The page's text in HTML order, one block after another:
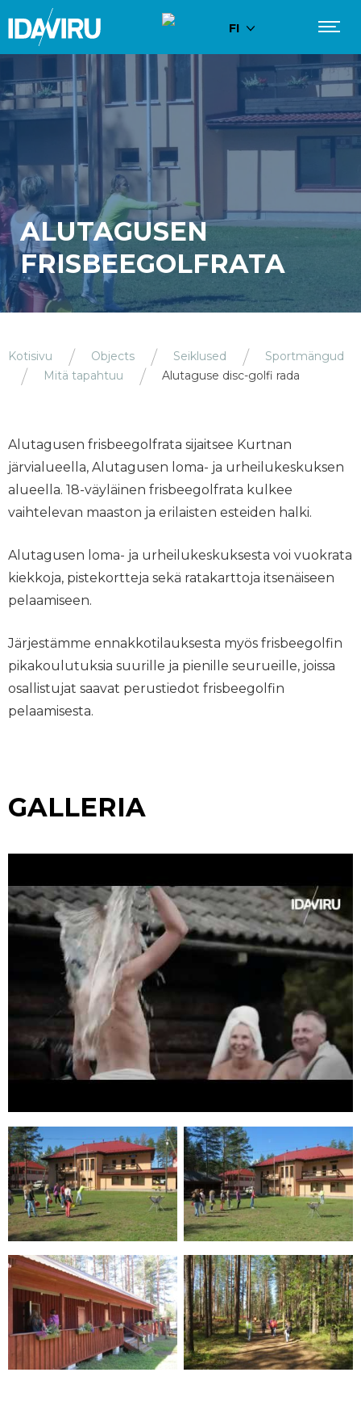
FI
ALUTAGUSEN
FRISBEEGOLFRATA
Kotisivu Objects Seiklused
Sportmängud
Mitä tapahtuu
Alutaguse disc-golfi rada
Alutagusen frisbeegolfrata sijaitsee Kurtnan
järvialueella, Alutagusen loma- ja urheilukeskuksen
alueella. 18-väyläinen frisbeegolfrata kulkee
vaihtelevan maaston ja erilaisten esteiden halki.
Alutagusen loma- ja urheilukeskuksesta voi vuokrata
kiekkoja, pistekortteja sekä ratakarttoja itsenäiseen
pelaamiseen.
Järjestämme ennakkotilauksesta myös frisbeegolfin
pikakoulutuksia suurille ja pienille seurueille, joissa
osallistujat saavat perustiedot frisbeegolfin
pelaamisesta.
GALLERIA